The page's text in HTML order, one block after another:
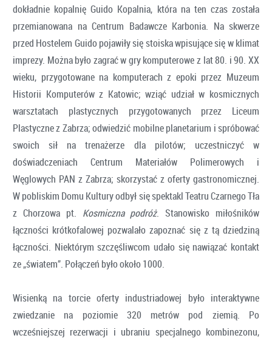
dokładnie kopalnię Guido Kopalnia, która na ten czas została
przemianowana na Centrum Badawcze Karbonia. Na skwerze
przed Hostelem Guido pojawiły się stoiska wpisujące się w klimat
imprezy. Można było zagrać w gry komputerowe z lat 80. i 90. XX
wieku, przygotowane na komputerach z epoki przez Muzeum
Historii Komputerów z Katowic; wziąć udział w kosmicznych
warsztatach plastycznych przygotowanych przez Liceum
Plastyczne z Zabrza; odwiedzić mobilne planetarium i spróbować
swoich sił na trenażerze dla pilotów; uczestniczyć w
doświadczeniach Centrum Materiałów Polimerowych i
Węglowych PAN z Zabrza; skorzystać z oferty gastronomicznej.
W pobliskim Domu Kultury odbył się spektakl Teatru Czarnego Tła
z Chorzowa pt. Kosmiczna podróż. Stanowisko miłośników
łączności krótkofalowej pozwalało zapoznać się z tą dziedziną
łączności. Niektórym szczęśliwcom udało się nawiązać kontakt
ze „światem”. Połączeń było około 1000.
Wisienką na torcie oferty industriadowej było interaktywne
zwiedzanie na poziomie 320 metrów pod ziemią. Po
wcześniejszej rezerwacji i ubraniu specjalnego kombinezonu,